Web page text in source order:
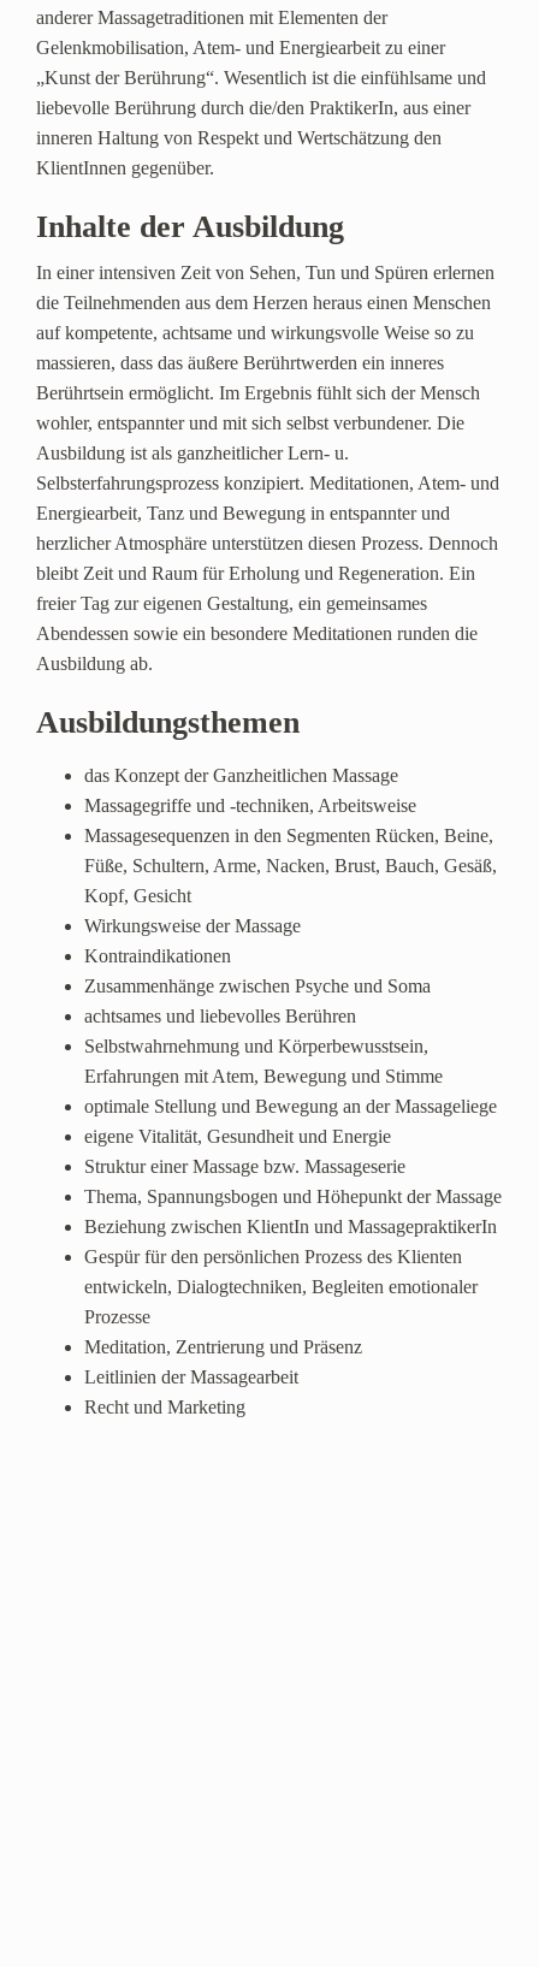
anderer Massagetraditionen mit Elementen der
Gelenkmobilisation, Atem- und Energiearbeit zu einer
„Kunst der Berührung“. Wesentlich ist die einfühlsame und
liebevolle Berührung durch die/den PraktikerIn, aus einer
inneren Haltung von Respekt und Wertschätzung den
KlientInnen gegenüber.
Inhalte der Ausbildung
In einer intensiven Zeit von Sehen, Tun und Spüren erlernen
die Teilnehmenden aus dem Herzen heraus einen Menschen
auf kompetente, achtsame und wirkungsvolle Weise so zu
massieren, dass das äußere Berührtwerden ein inneres
Berührtsein ermöglicht. Im Ergebnis fühlt sich der Mensch
wohler, entspannter und mit sich selbst verbundener. Die
Ausbildung ist als ganzheitlicher Lern- u.
Selbsterfahrungsprozess konzipiert. Meditationen, Atem- und
Energiearbeit, Tanz und Bewegung in entspannter und
herzlicher Atmosphäre unterstützen diesen Prozess. Dennoch
bleibt Zeit und Raum für Erholung und Regeneration. Ein
freier Tag zur eigenen Gestaltung, ein gemeinsames
Abendessen sowie ein besondere Meditationen runden die
Ausbildung ab.
Ausbildungsthemen
das Konzept der Ganzheitlichen Massage
Massagegriffe und -techniken, Arbeitsweise
Massagesequenzen in den Segmenten Rücken, Beine,
Füße, Schultern, Arme, Nacken, Brust, Bauch, Gesäß,
Kopf, Gesicht
Wirkungsweise der Massage
Kontraindikationen
Zusammenhänge zwischen Psyche und Soma
achtsames und liebevolles Berühren
Selbstwahrnehmung und Körperbewusstsein,
Erfahrungen mit Atem, Bewegung und Stimme
optimale Stellung und Bewegung an der Massageliege
eigene Vitalität, Gesundheit und Energie
Struktur einer Massage bzw. Massageserie
Thema, Spannungsbogen und Höhepunkt der Massage
Beziehung zwischen KlientIn und MassagepraktikerIn
Gespür für den persönlichen Prozess des Klienten
entwickeln, Dialogtechniken, Begleiten emotionaler
Prozesse
Meditation, Zentrierung und Präsenz
Leitlinien der Massagearbeit
Recht und Marketing